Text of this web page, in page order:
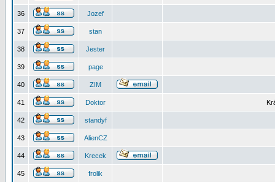
36 Jozef
37 stan
38 Jester
39 page
40 ZIM
41 Doktor
42 standyf
43 AlienCZ
44 Krecek
45 frolik